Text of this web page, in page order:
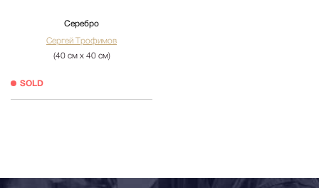
Серебро
Сергей Трофимов
(40 см х 40 см)
SOLD